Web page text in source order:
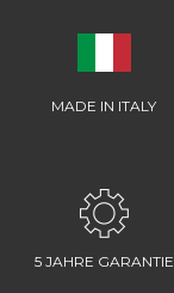
MADE IN ITALY
5 JAHRE GARANTIE